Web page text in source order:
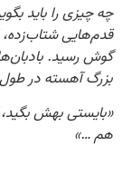
چه چیزی را باید
قدم‌هایی شتاب‌زده،
گوش رسید.
بزرگ آهسته در
«بایستی بهش
هم …»